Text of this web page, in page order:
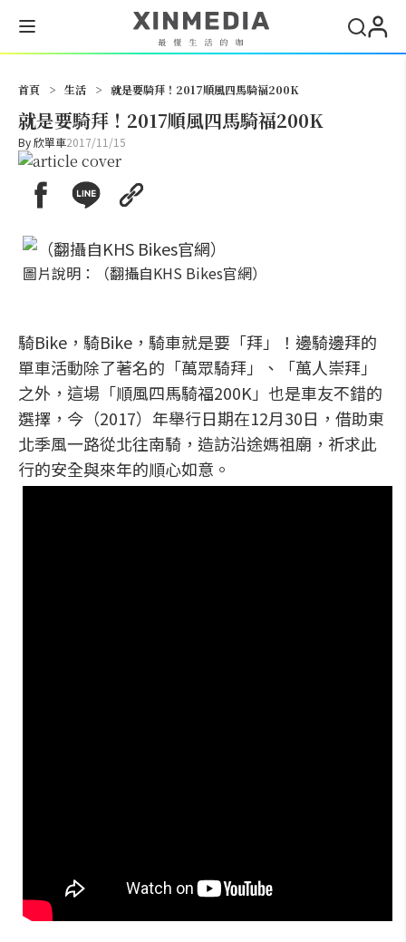
首頁 > 生活 > 就是要騎拜！2017順風四馬騎福200K
就是要騎拜！2017順風四馬騎福200K
By欣單車2017/11/15
圖片說明：（翻攝自KHS Bikes官網）
騎Bike，騎Bike，騎車就是要「拜」！邊騎邊拜的
單車活動除了著名的「萬眾騎拜」、「萬人崇拜」
之外，這場「順風四馬騎福200K」也是車友不錯的
選擇，今（2017）年舉行日期在12月30日，借助東
北季風一路從北往南騎，造訪沿途媽祖廟，祈求此
行的安全與來年的順心如意。